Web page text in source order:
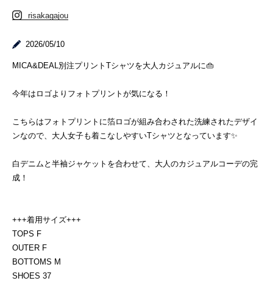
risakagajou
2026/05/10
MICA&DEAL別注プリントTシャツを大人カジュアルに👜
今年はロゴよりフォトプリントが気になる！
こちらはフォトプリントに箔ロゴが組み合わされた洗練されたデザイ
ンなので、大人女子も着こなしやすいTシャツとなっています✨
白デニムと半袖ジャケットを合わせて、大人のカジュアルコーデの完
成！
+++着用サイズ+++
TOPS F
OUTER F
BOTTOMS M
SHOES 37